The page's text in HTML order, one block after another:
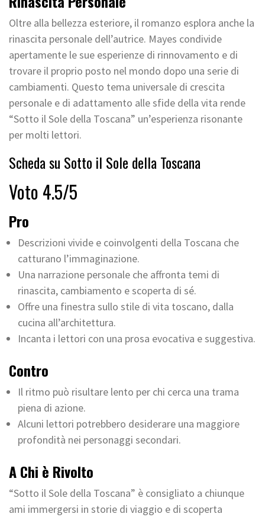
Oltre alla bellezza esteriore, il romanzo esplora anche la
rinascita personale dell’autrice. Mayes condivide
apertamente le sue esperienze di rinnovamento e di
trovare il proprio posto nel mondo dopo una serie di
cambiamenti. Questo tema universale di crescita
personale e di adattamento alle sfide della vita rende
“Sotto il Sole della Toscana” un’esperienza risonante
per molti lettori.
Scheda su Sotto il Sole della Toscana
Voto 4.5/5
Pro
Descrizioni vivide e coinvolgenti della Toscana che
catturano l’immaginazione.
Una narrazione personale che affronta temi di
rinascita, cambiamento e scoperta di sé.
Offre una finestra sullo stile di vita toscano, dalla
cucina all’architettura.
Incanta i lettori con una prosa evocativa e suggestiva.
Contro
Il ritmo può risultare lento per chi cerca una trama
piena di azione.
Alcuni lettori potrebbero desiderare una maggiore
profondità nei personaggi secondari.
A Chi è Rivolto
“Sotto il Sole della Toscana” è consigliato a chiunque
ami immergersi in storie di viaggio e di scoperta